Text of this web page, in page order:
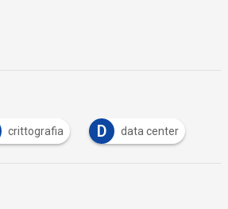
crittografia D data center